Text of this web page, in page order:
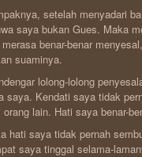
setelah menyadari
saya bukan Gues. Maka
merasa benar-benar
suaminya.
lolong-lolong
saya. Kendati saya tidak
orang lain. Hati saya benar-
hati saya tidak pernah
saya tinggal selama-